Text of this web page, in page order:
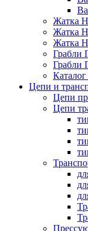
Жатка
Жатка
Жатка
Грабли
Грабли
Цепи и
Цепи
Цепи